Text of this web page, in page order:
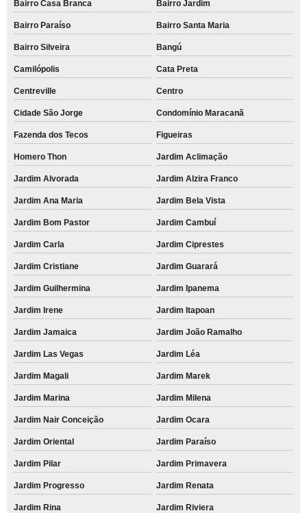
Bairro Casa Branca Bairro Jardim
Bairro Paraíso Bairro Santa Maria
Bairro Silveira Bangú
Camilópolis Cata Preta
Centreville Centro
Cidade São Jorge Condomínio Maracanã
Fazenda dos Tecos Figueiras
Homero Thon Jardim Aclimação
Jardim Alvorada Jardim Alzira Franco
Jardim Ana Maria Jardim Bela Vista
Jardim Bom Pastor Jardim Cambuí
Jardim Carla Jardim Ciprestes
Jardim Cristiane Jardim Guarará
Jardim Guilhermina Jardim Ipanema
Jardim Irene Jardim Itapoan
Jardim Jamaica Jardim João Ramalho
Jardim Las Vegas Jardim Léa
Jardim Magali Jardim Marek
Jardim Marina Jardim Milena
Jardim Nair Conceição Jardim Ocara
Jardim Oriental Jardim Paraíso
Jardim Pilar Jardim Primavera
Jardim Progresso Jardim Renata
Jardim Rina Jardim Riviera